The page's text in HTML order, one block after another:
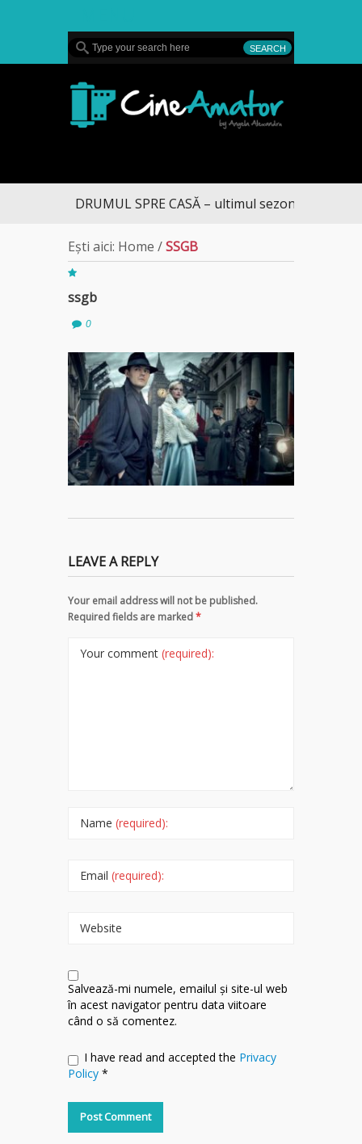
DRUMUL SPRE CASĂ – ultimul sezon te aduce la
Ești aici: Home /SSGB
ssgb
0
LEAVE A REPLY
Your email address will not be published.
Required fields are marked*
Your comment (required):
Name (required):
Email (required):
Website
Salvează-mi numele, emailul și site-ul web
în acest navigator pentru data viitoare
când o să comentez.
I have read and accepted the Privacy
Policy *